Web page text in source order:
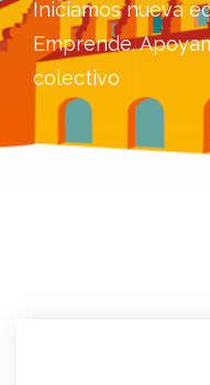
Iniciamos nueva
Emprende.
colectivo